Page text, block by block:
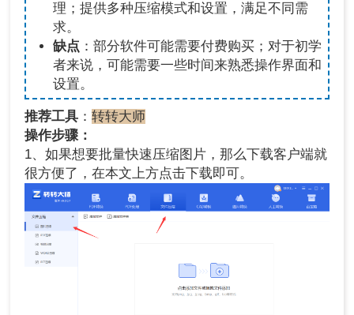
理；提供多种压缩模式和设置，满足不同需
求。
缺点 ：部分软件可能需要付费购买；对于初学
者来说，可能需要一些时间来熟悉操作界面和
设置。
推荐工具 ：转转大师
操作步骤：
1、如果想要批量快速压缩图片，那么下载客户端就
很方便了，在本文上方点击下载即可。